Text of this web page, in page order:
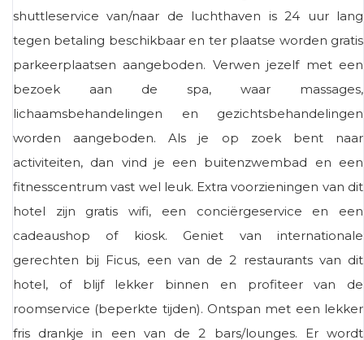
shuttleservice van/naar de luchthaven is 24 uur lang
tegen betaling beschikbaar en ter plaatse worden gratis
parkeerplaatsen aangeboden. Verwen jezelf met een
bezoek aan de spa, waar massages,
lichaamsbehandelingen en gezichtsbehandelingen
worden aangeboden. Als je op zoek bent naar
activiteiten, dan vind je een buitenzwembad en een
fitnesscentrum vast wel leuk. Extra voorzieningen van dit
hotel zijn gratis wifi, een conciërgeservice en een
cadeaushop of kiosk. Geniet van internationale
gerechten bij Ficus, een van de 2 restaurants van dit
hotel, of blijf lekker binnen en profiteer van de
roomservice (beperkte tijden). Ontspan met een lekker
fris drankje in een van de 2 bars/lounges. Er wordt